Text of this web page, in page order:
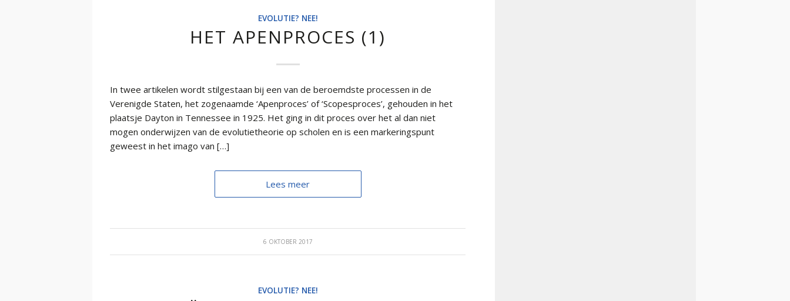
EVOLUTIE? NEE!
HET APENPROCES (1)
In twee artikelen wordt stilgestaan bij een van de beroemdste processen in de
Verenigde Staten, het zogenaamde ‘Apenproces’ of ‘Scopesproces’, gehouden in het
plaatsje Dayton in Tennessee in 1925. Het ging in dit proces over het al dan niet
mogen onderwijzen van de evolutietheorie op scholen en is een markeringspunt
geweest in het imago van […]
Lees meer
6 OKTOBER 2017
EVOLUTIE? NEE!